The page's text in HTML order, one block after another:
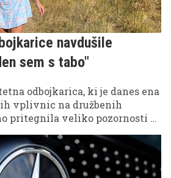
navdušile
sem s tabo"
odbojkarica, ki je danes ena
vplivnic na družbenih
pritegnila veliko pozornosti z